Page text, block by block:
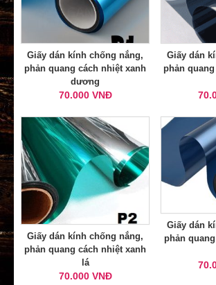
Giấy dán kính chống nắng,
phản quang cách nhiệt xanh
dương
70.000 VNĐ
Giấy dán
phản
Giấy dán kính chống nắng,
phản quang cách nhiệt xanh
lá
70.000 VNĐ
Giấy dán
phản